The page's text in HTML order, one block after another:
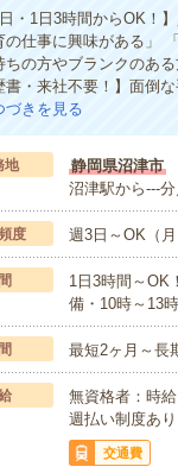
日・1日3時間からOK！
の仕事に興味がある」
ちの方やブランクのあ
書・来社不要！】面倒
づきを見る
地
静岡県沼津市
沼津駅から---
度 週3日～OK（月
1日3時間～OK
備・10時～13
最短2ヶ月～
無資格者：時
週払い制度あ
交通費